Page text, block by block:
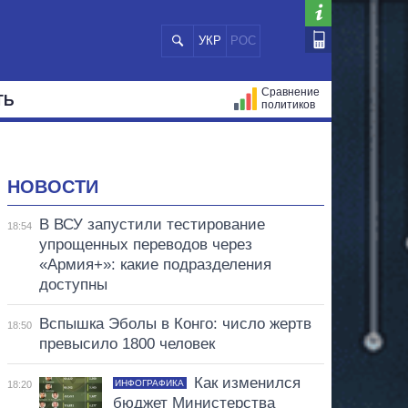
УКР РОС
Сравнение
политиков
НОВОСТИ
18:54
В ВСУ запустили тестирование
упрощенных переводов через
«Армия+»: какие подразделения
доступны
18:50
Вспышка Эболы в Конго: число жертв
превысило 1800 человек
18:20 ИНФОГРАФИКА
Как изменился
бюджет Министерства